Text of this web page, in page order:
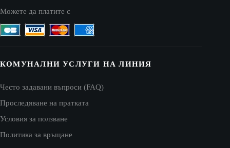
Можете да платите с
КОМУНАЛНИ УСЛУГИ НА ЛИНИЯ
Често задавани въпроси (FAQ)
Проследяване на пратката
Условия за ползване
Политика за връщане